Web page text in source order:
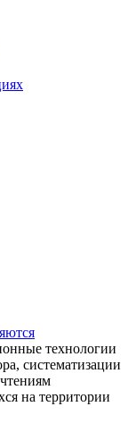
технологии
систематизации
на территории